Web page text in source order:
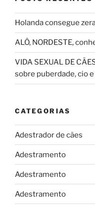
Holanda consegue
ALÔ, NORDESTE,
VIDA SEXUAL DE
sobre puberdade, cio
CATEGORIAS
Adestrador de cães
Adestramento
Adestramento
Adestramento